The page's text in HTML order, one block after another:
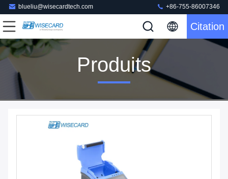
blueliu@wisecardtech.com +86-755-86007346
Citation
Produits